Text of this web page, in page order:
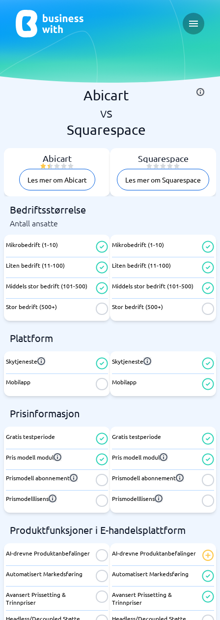
Open
Abicart
vs
Squarespace
Abicart
Les mer om Abicart
Squarespace
Les mer om Squarespace
Bedriftsstørrelse
Antall ansatte
Mikrobedrift (1-10)
Liten bedrift (11-100)
Middels stor bedrift (101-500)
Stor bedrift (500+)
Mikrobedrift (1-10)
Liten bedrift (11-100)
Middels stor bedrift (101-500)
Stor bedrift (500+)
Plattform
Skytjeneste
Mobilapp
Skytjeneste
Mobilapp
Prisinformasjon
Gratis testperiode
Pris modell modul
Prismodell abonnement
Prismodelllisens
Gratis testperiode
Pris modell modul
Prismodell abonnement
Prismodelllisens
Produktfunksjoner i E-handelsplattform
AI-drevne Produktanbefalinger
Automatisert Markedsføring
Avansert Prissetting &
Trinnpriser
AI-drevne Produktanbefalinger
Automatisert Markedsføring
Avansert Prissetting &
Trinnpriser